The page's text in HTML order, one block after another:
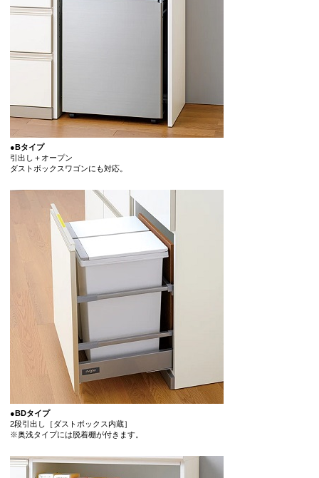
●Bタイプ
引出し＋オープン
ダストボックスワゴンにも対応。
●BDタイプ
2段引出し［ダストボックス内蔵］
※奥浅タイプには脱着棚が付きます。